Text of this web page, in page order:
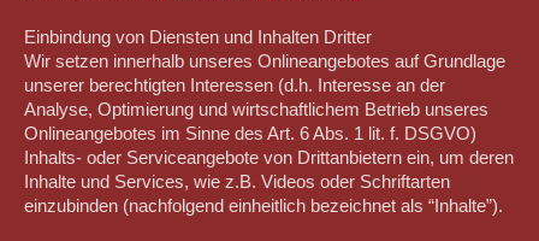
Einbindung von Diensten und Inhalten Dritter
Wir setzen innerhalb unseres Onlineangebotes auf Grundlage
unserer berechtigten Interessen (d.h. Interesse an der
Analyse, Optimierung und wirtschaftlichem Betrieb unseres
Onlineangebotes im Sinne des Art. 6 Abs. 1 lit. f. DSGVO)
Inhalts- oder Serviceangebote von Drittanbietern ein, um deren
Inhalte und Services, wie z.B. Videos oder Schriftarten
einzubinden (nachfolgend einheitlich bezeichnet als “Inhalte”).